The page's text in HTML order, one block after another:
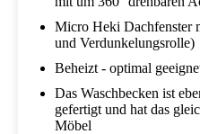
Micro Heki Dachfenster
und Verdunkelungsrolle)
Beheizt - optimal
Das Waschbecken ist
gefertigt und hat das
Möbel